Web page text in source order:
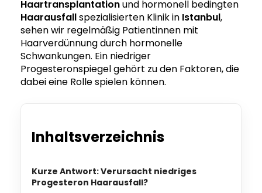
Haartransplantationund hormonell bedingten
Haarausfallspezialisierten Klinik in Istanbul,
sehen wir regelmäßig Patientinnen mit
Haarverdünnung durch hormonelle
Schwankungen. Ein niedriger
Progesteronspiegel gehört zu den Faktoren, die
dabei eine Rolle spielen können.
Inhaltsverzeichnis
Kurze Antwort: Verursacht niedriges
Progesteron Haarausfall?